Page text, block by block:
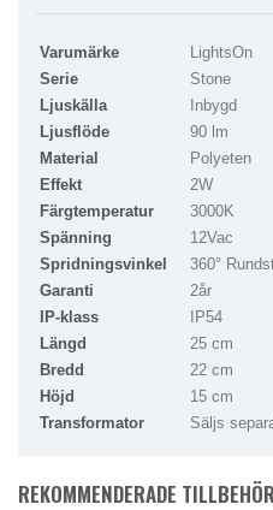
Varumärke
LightsOn
Serie
Stone
Ljuskälla
Inbygd
Ljusflöde
90 lm
Material
Polyeten
Effekt
2W
Färgtemperatur
3000K
Spänning
12Vac
Spridningsvinkel
360°
Garanti
2år
IP-klass
IP54
Längd
25 cm
Bredd
22 cm
Höjd
15 cm
Transformator
Säljs
REKOMMENDERADE